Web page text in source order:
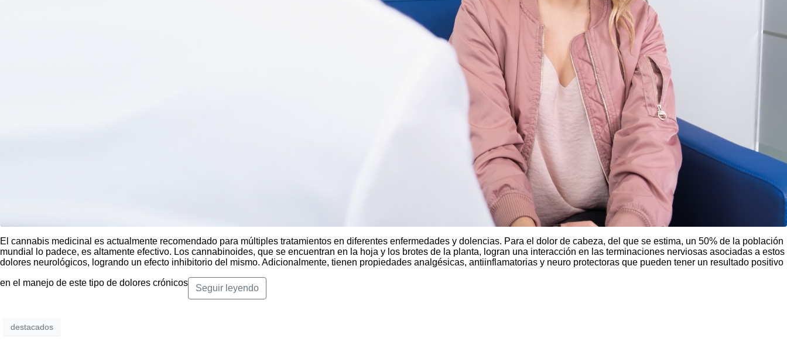
El cannabis medicinal es actualmente recomendado para múltiples tratamientos en diferentes enfermedades y dolencias. Para el dolor de cabeza, del que se estima, un 50% de la población
mundial lo padece, es altamente efectivo. Los cannabinoides, que se encuentran en la hoja y los brotes de la planta, logran una interacción en las terminaciones nerviosas asociadas a estos
dolores neurológicos, logrando un efecto inhibitorio del mismo. Adicionalmente, tienen propiedades analgésicas, antiinflamatorias y neuro protectoras que pueden tener un resultado positivo
en el manejo de este tipo de dolores crónicos
Seguir leyendo
destacados